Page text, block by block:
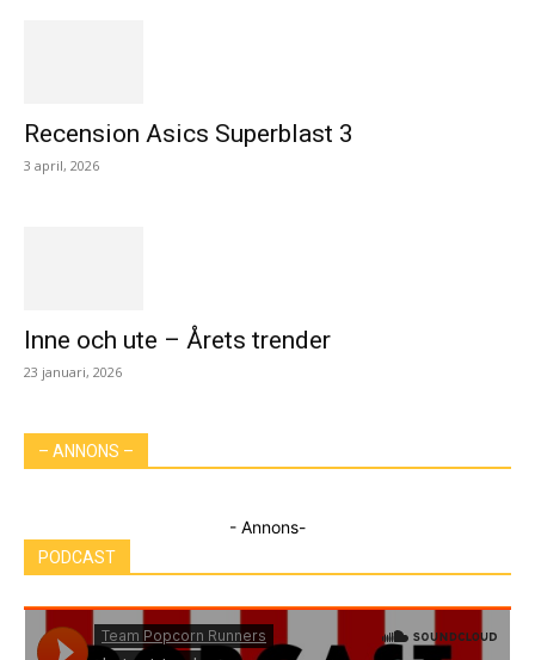
Recension Asics Superblast 3
3 april, 2026
Inne och ute – Årets trender
23 januari, 2026
– ANNONS –
- Annons-
PODCAST